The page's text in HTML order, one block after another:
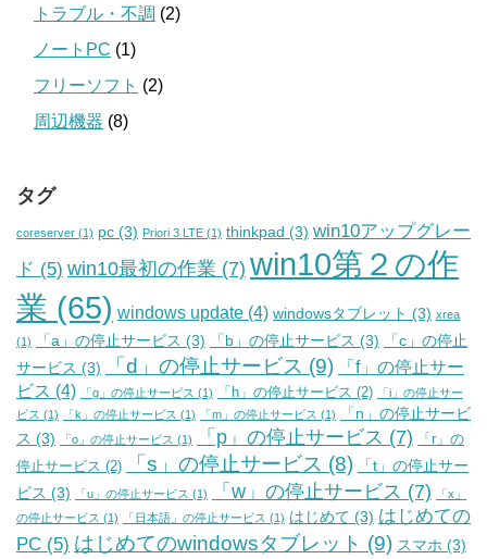
トラブル・不調 (2)
ノートPC (1)
フリーソフト (2)
周辺機器 (8)
タグ
coreserver (1) pc (3) Priori 3 LTE (1) thinkpad (3) win10アップグレー
ド (5) win10最初の作業 (7) win10第２の作
業 (65) windows update (4) windowsタブレット (3) xrea
(1) 「a」の停止サービス (3) 「b」の停止サービス (3)
「c」の停止
サービス (3) 「d」の停止サービス (9)
「f」の停止サー
ビス (4) 「g」の停止サービス (1) 「h」の停止サービス (2)
「i」の停止サー
ビス (1) 「k」の停止サービス (1) 「m」の停止サービス (1)
「n」の停止サービ
ス (3) 「o」の停止サービス (1) 「p」の停止サービス (7)
「r」の
停止サービス (2) 「s」の停止サービス (8)
「t」の停止サー
ビス (3) 「u」の停止サービス (1) 「w」の停止サービス (7)
「x」
の停止サービス (1) 「日本語」の停止サービス (1) はじめて (3) はじめての
PC (5) はじめてのwindowsタブレット (9) スマホ (3)